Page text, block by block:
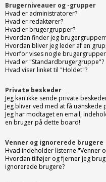
Brugerniveauer og -grupper
Hvad er administratorer?
Hvad er redaktører?
Hvad er brugergrupper?
Hvordan finder jeg
Hvordan bliver jeg leder af en
Hvorfor vises nogle
Hvad er "Standardbrugergruppe"?
Hvad viser linket til "Holdet"?
Private beskeder
Jeg kan ikke sende private
Jeg bliver ved med at få uønskede
Jeg har modtaget en email,
en bruger på dette board!
Venner og ignorerede brugere
Hvad indeholder listerne "Venner
Hvordan tilføjer og fjerner jeg
ignorerede brugere?